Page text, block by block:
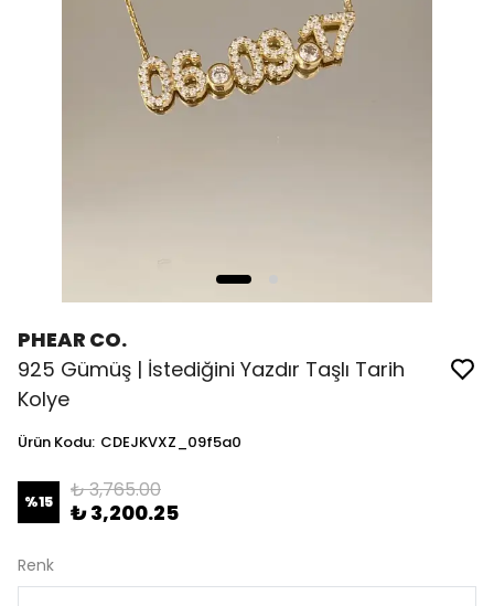
PHEAR CO.
925 Gümüş | İstediğini Yazdır Taşlı Tarih
Kolye
Ürün Kodu: CDEJKVXZ_09f5a0
%15 ₺ 3,765.00
₺ 3,200.25
Renk